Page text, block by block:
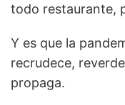
todo restaurante,
Y es que la
recrudece,
propaga.